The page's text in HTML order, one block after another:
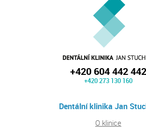
+420 604 442 442
+420 273 130 160
Dentální klinika Jan
O klinice